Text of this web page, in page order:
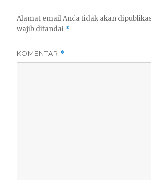
Alamat email Anda tidak akan
wajib ditandai *
KOMENTAR *